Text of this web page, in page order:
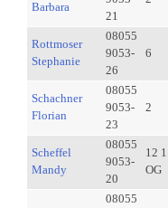
Barbara
21
Rottmoser
Stephanie
08055
9053-
26
6
Schachner
Florian
08055
9053-
23
2
Scheffel
Mandy
08055
9053-
20
12 1.
OG
08055